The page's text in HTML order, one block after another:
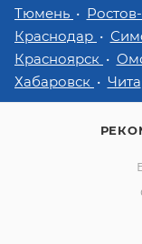
Тюмень
Краснодар
Красноярск
Хабаровск
Чита